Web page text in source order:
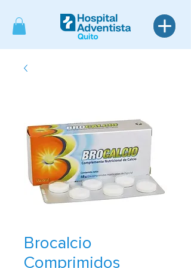
Brocalcio
Comprimidos